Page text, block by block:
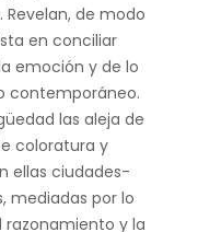
de modo
en conciliar
emoción y de lo
contemporáneo.
las aleja de
coloratura y
ellas ciudades-
mediadas por lo
y la